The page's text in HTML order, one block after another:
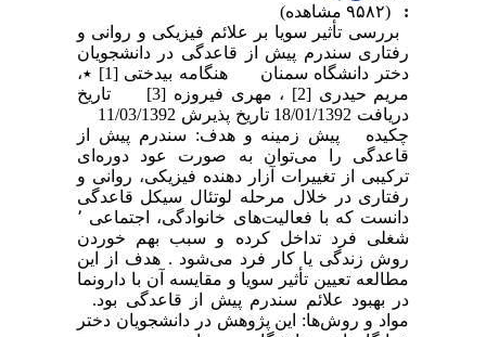
:
(۹۵۸۲ مشاهده)
بررسی تأثیر سویا بر علائم فیزیکی و روانی و
رفتاری سندرم پیش از قاعدگی در دانشجویان
دختر دانشگاه سمنان هنگامه بیدختی [1] ٭،
مریم حیدری [2] ، مهری فیروزه [3] تاریخ
چکیده پیش زمینه و هدف: سندرم پیش از
قاعدگی را می‌توان به صورت عود دوره‌ای
ترکیبی از تغییرات آزار دهنده فیزیکی، روانی و
رفتاری در خلال مرحله لوتئال سیکل قاعدگی
دانست که با فعالیت‌های خانوادگی، اجتماعی ٬
شغلی فرد تداخل کرده و سبب بهم خوردن
روش زندگی یا کار فرد می‌شود . هدف از این
مطالعه تعیین تأثیر سویا و مقایسه آن با دارونما
در بهبود علائم سندرم پیش از قاعدگی بود.
مواد و روش‌ها: این پژوهش در دانشجویان دختر